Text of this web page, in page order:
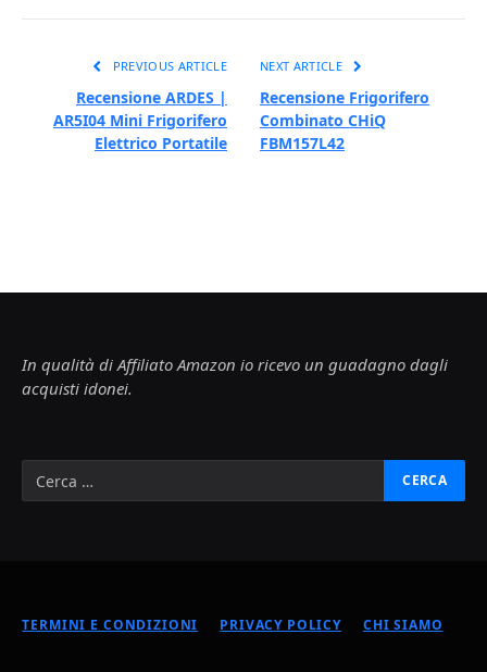
PREVIOUS ARTICLE
Recensione ARDES |
AR5I04 Mini Frigorifero
Elettrico Portatile
NEXT ARTICLE
Recensione Frigorifero
Combinato CHiQ
FBM157L42
In qualità di Affiliato Amazon io ricevo un guadagno dagli
acquisti idonei.
TERMINI E CONDIZIONI PRIVACY POLICY CHI SIAMO